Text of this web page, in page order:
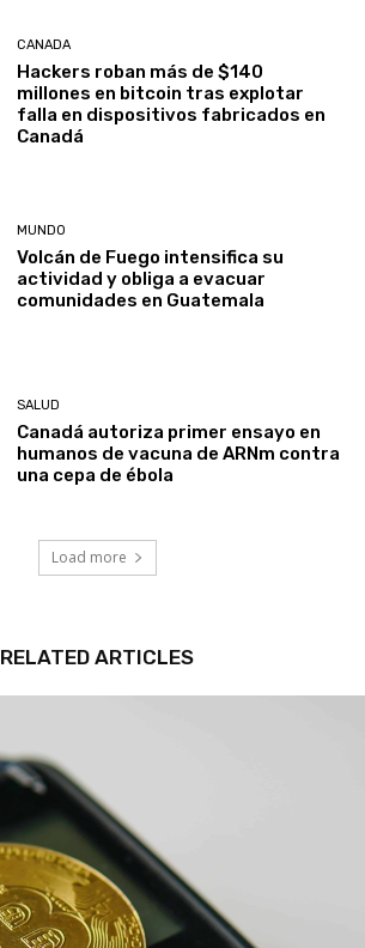
CANADA
Hackers roban más de $140
millones en bitcoin tras explotar
falla en dispositivos fabricados en
Canadá
MUNDO
Volcán de Fuego intensifica su
actividad y obliga a evacuar
comunidades en Guatemala
SALUD
Canadá autoriza primer ensayo en
humanos de vacuna de ARNm contra
una cepa de ébola
Load more
RELATED ARTICLES